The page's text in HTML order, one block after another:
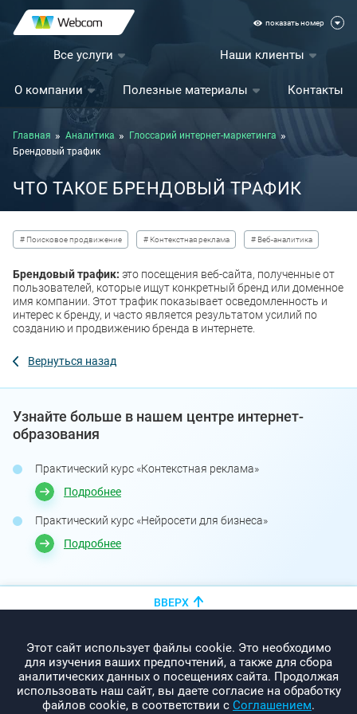
показать номер
Все услуги Наши клиенты
О компании Полезные материалы Контакты
Главная Аналитика
Глоссарий интернет-маркетинга
Брендовый трафик
ЧТО ТАКОЕ БРЕНДОВЫЙ ТРАФИК
# Поисковое продвижение # Контекстная реклама # Веб-аналитика
Брендовый трафик: это посещения веб-сайта, полученные от
пользователей, которые ищут конкретный бренд или доменное
имя компании. Этот трафик показывает осведомленность и
интерес к бренду, и часто является результатом усилий по
созданию и продвижению бренда в интернете.
Вернуться назад
Узнайте больше в нашем центре интернет-
образования
Практический курс «Контекстная реклама»
Подробнее
Практический курс «Нейросети для бизнеса»
Подробнее
Этот сайт использует файлы cookie. Это необходимо
для изучения ваших предпочтений, а также для сбора
аналитических данных о посещениях сайта. Продолжая
использовать наш сайт, вы даете согласие на обработку
файлов cookie, в соответствии с Соглашением.
ВВЕРХ
info@promo-webcom.by